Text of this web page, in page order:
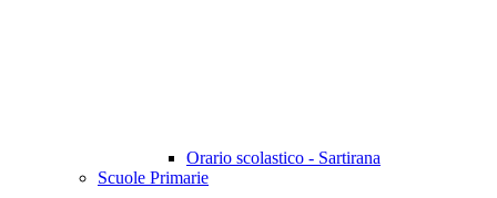
Orario scolastico - Sartirana
Scuole Primarie